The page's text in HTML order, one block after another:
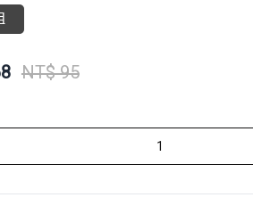
NT$ 95